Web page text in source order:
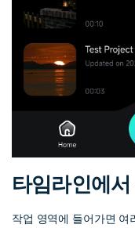
타임라인에서
작업 영역에 들어가면 여